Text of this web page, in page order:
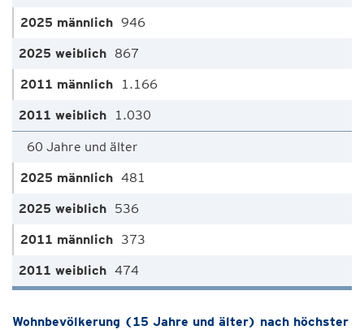
946
867
1.166
1.030
60 Jahre und älter
481
536
373
474
Wohnbevölkerung (15 Jahre und älter) nach höchster